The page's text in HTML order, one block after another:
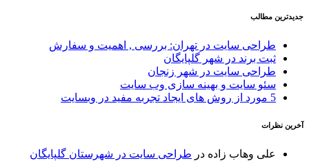
جدیدترین مطالب
طراحی سایت در تهران: بررسی , اهمیت و سفارش
ثبت برند در شهر گلپایگان
طراحی سایت در شهر زنجان
سئو سایت و بهینه سازی وب سایت
5 مورد از روش های ایجاد تجربه مفید در وبسایت
آخرین نظرات
علی وهاب زاده در طراحی سایت در شهرستان گلپایگان